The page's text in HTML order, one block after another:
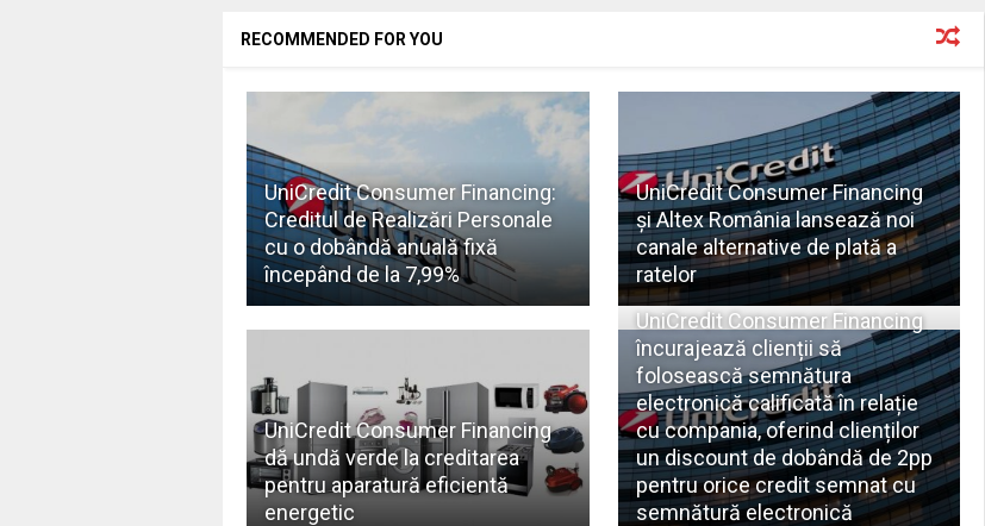
RECOMMENDED FOR YOU
UniCredit Consumer Financing:
Creditul de Realizări Personale
cu o dobândă anuală fixă
începând de la 7,99%
UniCredit Consumer Financing
și Altex România lansează noi
canale alternative de plată a
ratelor
UniCredit Consumer Financing
dă undă verde la creditarea
pentru aparatură eficientă
energetic
UniCredit Consumer Financing
încurajează clienții să
folosească semnătura
electronică calificată în relație
cu compania, oferind clienților
un discount de dobândă de 2pp
pentru orice credit semnat cu
semnătură electronică